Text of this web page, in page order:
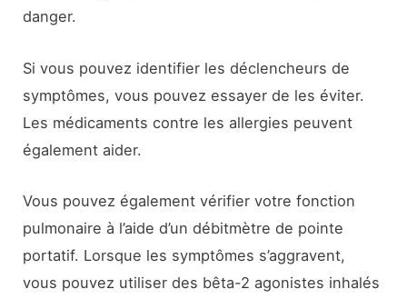
danger.
Si vous pouvez identifier les déclencheurs de
symptômes, vous pouvez essayer de les éviter.
Les médicaments contre les allergies peuvent
également aider.
Vous pouvez également vérifier votre fonction
pulmonaire à l’aide d’un débitmètre de pointe
portatif. Lorsque les symptômes s’aggravent,
vous pouvez utiliser des bêta-2 agonistes inhalés